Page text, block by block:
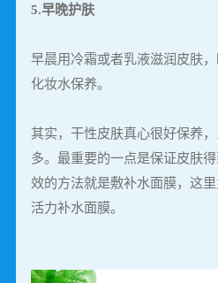
5.早晚护肤
早晨用冷霜或者乳液滋润皮肤
化妆水保养。
其实，干性皮肤真心很好保养
多。最重要的一点是保证皮肤
效的方法就是敷补水面膜，这
活力补水面膜。